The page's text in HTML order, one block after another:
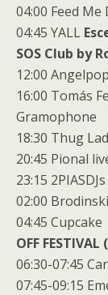
04:00 Feed Me
04:45 YALL
SOS Club by
12:00
16:00 Tomás
Gramophone
18:30 Thug
20:45 Pional
23:15
02:00
04:45 Cupcake
OFF
06:30-07:45
07:45-09:15